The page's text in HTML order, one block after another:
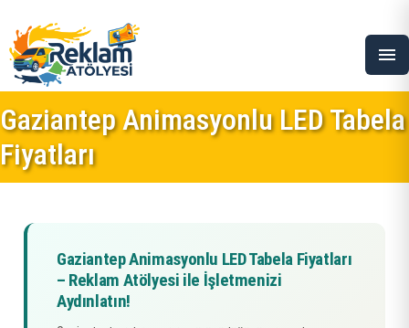
menu
Gaziantep Animasyonlu LED Tabela
Fiyatları
Gaziantep Animasyonlu LED Tabela Fiyatları
– Reklam Atölyesi ile İşletmenizi
Aydınlatın!